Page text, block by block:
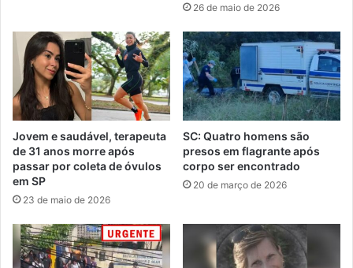
26 de maio de 2026
Jovem e saudável, terapeuta
de 31 anos morre após
passar por coleta de óvulos
em SP
23 de maio de 2026
SC: Quatro homens são
presos em flagrante após
corpo ser encontrado
20 de março de 2026